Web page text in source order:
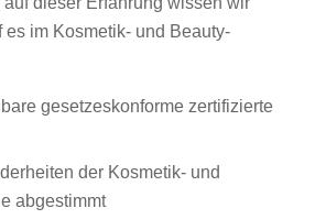
im Kosmetik- und Beauty-
gesetzeskonforme zertifizierte
der Kosmetik- und
abgestimmt